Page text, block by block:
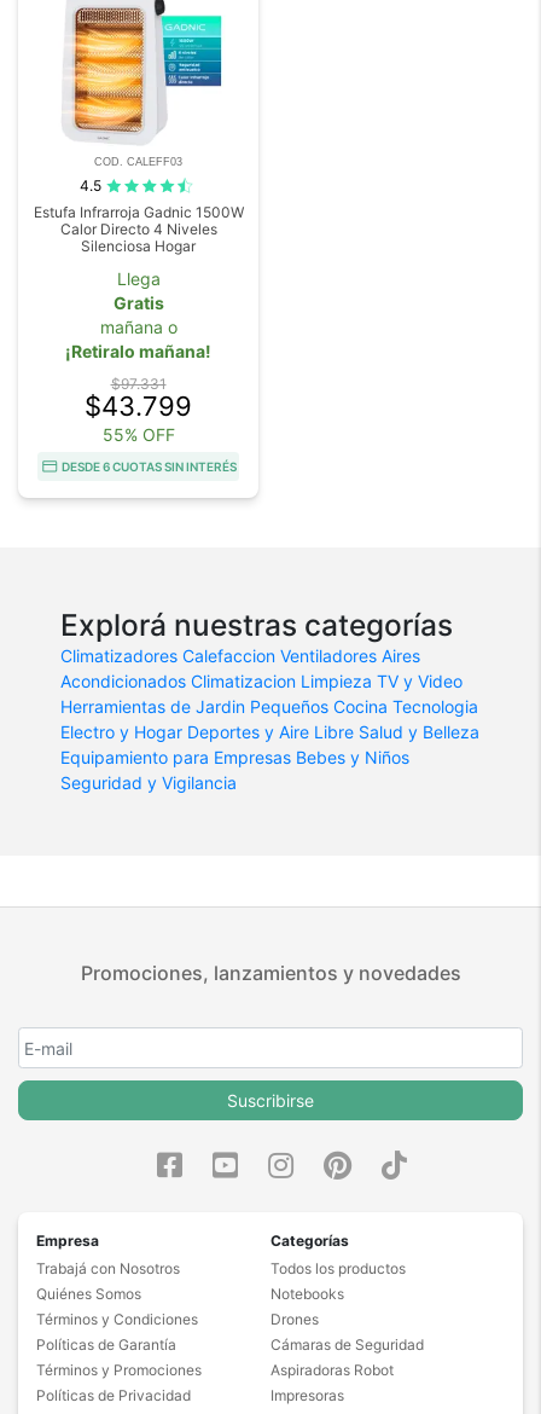
COD. CALEFF03
4.5
Estufa Infrarroja Gadnic 1500W
Calor Directo 4 Niveles
Silenciosa Hogar
Llega
Gratis
mañana o
¡Retiralo mañana!
$97.331
$43.799
55% OFF
DESDE 6 CUOTAS SIN INTERÉS
Explorá nuestras categorías
Climatizadores Calefaccion Ventiladores Aires
Acondicionados Climatizacion Limpieza TV y Video
Herramientas de Jardin Pequeños Cocina Tecnologia
Electro y Hogar Deportes y Aire Libre Salud y Belleza
Equipamiento para Empresas Bebes y Niños
Seguridad y Vigilancia
Promociones, lanzamientos y novedades
Suscribirse
Empresa
Trabajá con Nosotros
Quiénes Somos
Términos y Condiciones
Políticas de Garantía
Términos y Promociones
Políticas de Privacidad
Categorías
Todos los productos
Notebooks
Drones
Cámaras de Seguridad
Aspiradoras Robot
Impresoras